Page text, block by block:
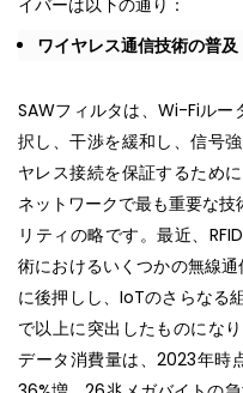
ワイヤレス通信技術の普及
SAWフィルタは、Wi-Fiルー
択し、干渉を緩和し、信号
ヤレス接続を保証するため
ネットワークで最も重要な
リティの略です。最近、
術におけるいくつかの無線
に後押しし、IoTのさらなる
で以上に突出したものにな
データ消費量は、2023年時